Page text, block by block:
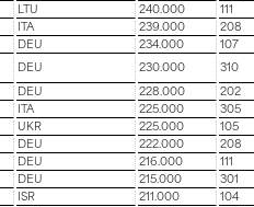
LTU 240.000
111
ITA 239.000
208
DEU 234.000
107
DEU 230.000
310
DEU 228.000
202
ITA 225.000
305
UKR 225.000
105
DEU 222.000
208
DEU 216.000
111
DEU 215.000
301
ISR 211.000
104